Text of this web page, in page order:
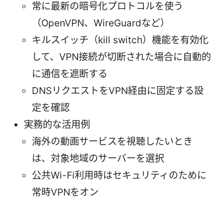
常に最新の暗号化プロトコルを使う
（OpenVPN、WireGuardなど）
キルスイッチ（kill switch）機能を有効化
して、VPN接続が切断された場合に自動的
に通信を遮断する
DNSリクエストをVPN経由に固定する設
定を確認
実務的な活用例
海外の動画サービスを視聴したいとき
は、対象地域のサーバーを選択
公共Wi-Fi利用時はセキュリティのために
常時VPNをオン